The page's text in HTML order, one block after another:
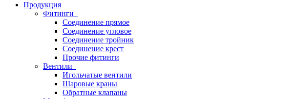
Продукция
Фитинги
Соединение прямое
Соединение угловое
Соединение тройник
Соединение крест
Прочие фитинги
Вентили
Игольчатые вентили
Шаровые краны
Обратные клапаны